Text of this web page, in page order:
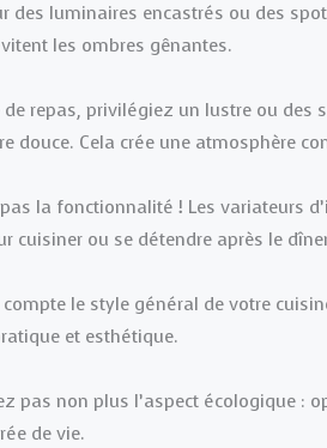
des luminaires encastrés ou des
les ombres gênantes.
de repas, privilégiez un lustre ou
douce. Cela crée une atmosphère
pas la fonctionnalité ! Les variateurs
cuisiner ou se détendre après le
compte le style général de votre
et esthétique.
pas non plus l’aspect écologique :
de vie.